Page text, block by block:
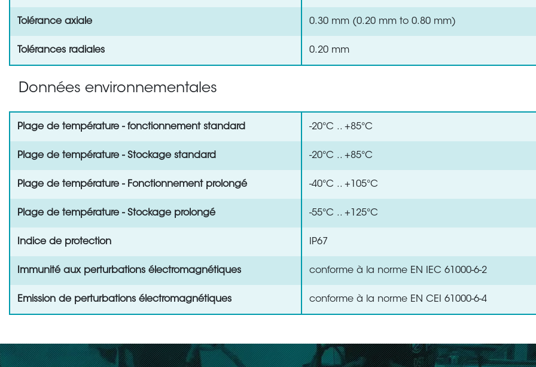
Tolérance axiale 0.30 mm (0.20 mm to 0.80 mm)
Tolérances radiales 0.20 mm
Données environnementales
Plage de température - fonctionnement standard -20°C .. +85°C
Plage de température - Stockage standard -20°C .. +85°C
Plage de température - Fonctionnement prolongé -40°C .. +105°C
Plage de température - Stockage prolongé -55°C .. +125°C
Indice de protection IP67
Immunité aux perturbations électromagnétiques conforme à la norme EN IEC 61000-6-2
Emission de perturbations électromagnétiques conforme à la norme EN CEI 61000-6-4